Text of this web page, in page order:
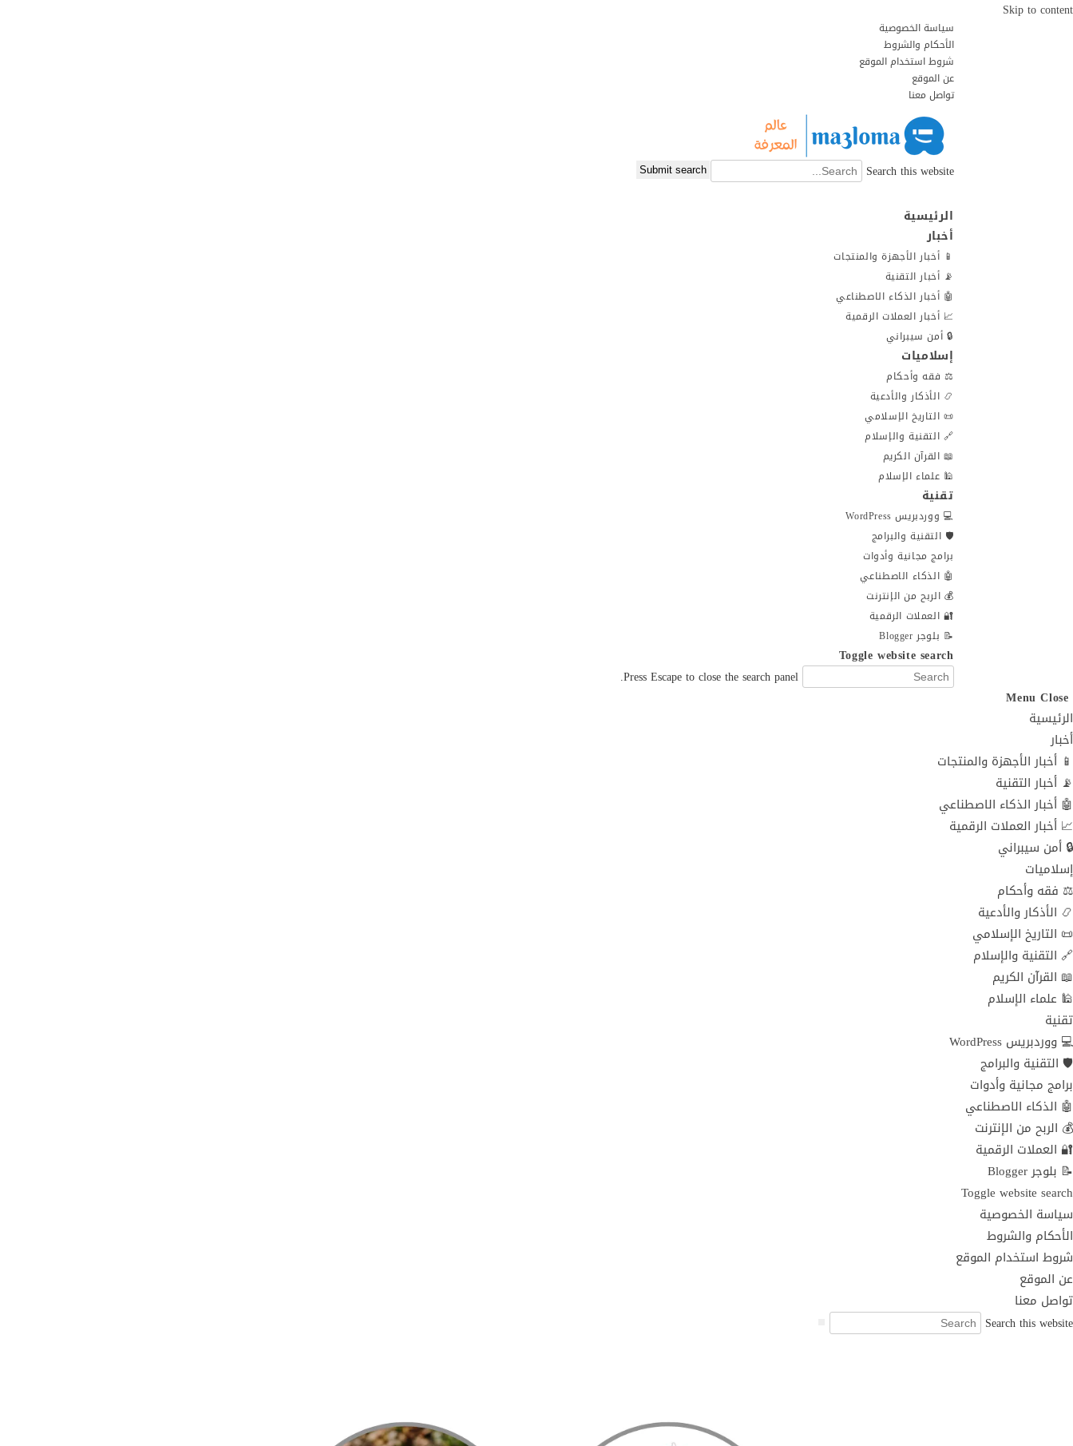
Skip to content
سياسة الخصوصية
الأحكام والشروط
شروط استخدام الموقع
عن الموقع
تواصل معنا
Search this website
Submit search
الرئيسية
أخبار
📱 أخبار الأجهزة والمنتجات
📡 أخبار التقنية
🤖 أخبار الذكاء الاصطناعي
📈 أخبار العملات الرقمية
🔒 أمن سيبراني
إسلاميات
⚖️ فقه وأحكام
📿 الأذكار والأدعية
📜 التاريخ الإسلامي
🔗 التقنية والإسلام
📖 القرآن الكريم
🕌 علماء الإسلام
تقنية
💻 ووردبريس WordPress
🛡️ التقنية والبرامج
برامج مجانية وأدوات
🤖 الذكاء الاصطناعي
💰 الربح من الإنترنت
🔐 العملات الرقمية
📝 بلوجر Blogger
Toggle website search
Press Escape to close the search panel.
Menu Close
الرئيسية
أخبار
📱 أخبار الأجهزة والمنتجات
📡 أخبار التقنية
🤖 أخبار الذكاء الاصطناعي
📈 أخبار العملات الرقمية
🔒 أمن سيبراني
إسلاميات
⚖️ فقه وأحكام
📿 الأذكار والأدعية
📜 التاريخ الإسلامي
🔗 التقنية والإسلام
📖 القرآن الكريم
🕌 علماء الإسلام
تقنية
💻 ووردبريس WordPress
🛡️ التقنية والبرامج
برامج مجانية وأدوات
🤖 الذكاء الاصطناعي
💰 الربح من الإنترنت
🔐 العملات الرقمية
📝 بلوجر Blogger
Toggle website search
سياسة الخصوصية
الأحكام والشروط
شروط استخدام الموقع
عن الموقع
تواصل معنا
Search this website